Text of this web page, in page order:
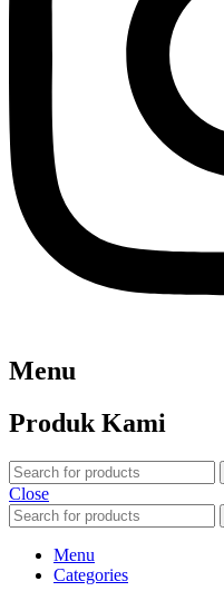
Menu
Produk Kami
Close
Menu
Categories